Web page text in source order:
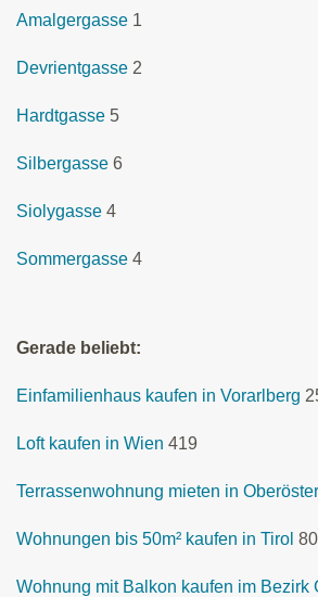
Amalgergasse 1
Devrientgasse 2
Hardtgasse 5
Silbergasse 6
Siolygasse 4
Sommergasse 4
Gerade beliebt:
Einfamilienhaus kaufen in Vorarlberg
Loft kaufen in Wien 419
Terrassenwohnung mieten in
Wohnungen bis 50m² kaufen in Tirol
Wohnung mit Balkon kaufen im Bezirk